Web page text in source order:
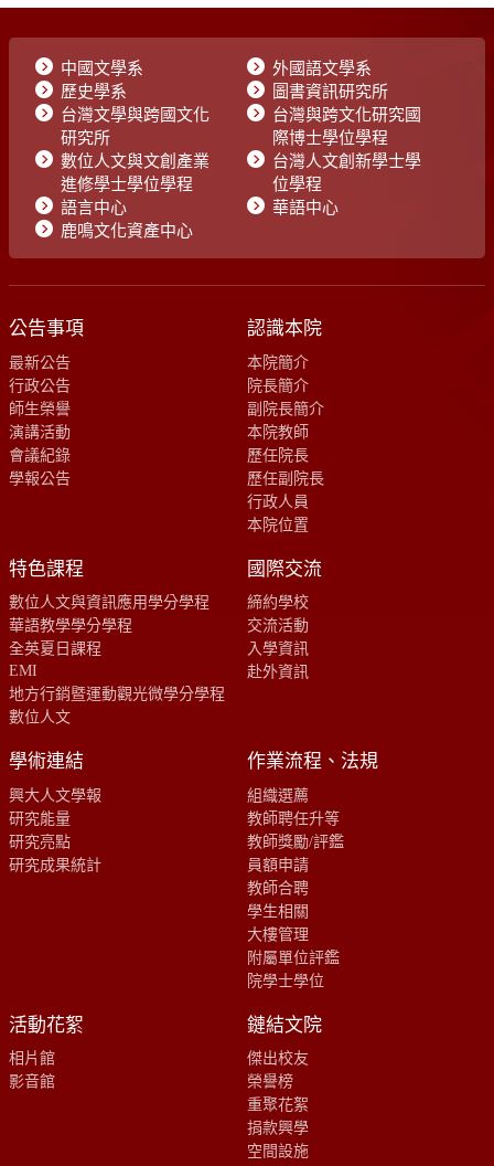
中國文學系
外國語文學系
歷史學系
圖書資訊研究所
台灣文學與跨國文化
研究所
台灣與跨文化研究國
際博士學位學程
數位人文與文創產業
進修學士學位學程
台灣人文創新學士學
位學程
語言中心
華語中心
鹿鳴文化資產中心
公告事項
最新公告
行政公告
師生榮譽
演講活動
會議紀錄
學報公告
認識本院
本院簡介
院長簡介
副院長簡介
本院教師
歷任院長
歷任副院長
行政人員
本院位置
特色課程
數位人文與資訊應用學分學程
華語教學學分學程
全英夏日課程
EMI
地方行銷暨運動觀光微學分學程
數位人文
國際交流
締約學校
交流活動
入學資訊
赴外資訊
學術連結
興大人文學報
研究能量
研究亮點
研究成果統計
作業流程、法規
組織選薦
教師聘任升等
教師獎勵/評鑑
員額申請
教師合聘
學生相關
大樓管理
附屬單位評鑑
院學士學位
活動花絮
相片館
影音館
鏈結文院
傑出校友
榮譽榜
重聚花絮
捐款興學
空間設施